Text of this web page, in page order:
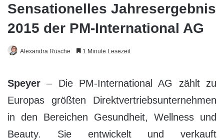
Sensationelles Jahresergebnis
2015 der PM-International AG
Alexandra Rüsche 1 Minute Lesezeit
Speyer – Die PM-International AG zählt zu
Europas größten Direktvertriebsunternehmen
in den Bereichen Gesundheit, Wellness und
Beauty. Sie entwickelt und verkauft